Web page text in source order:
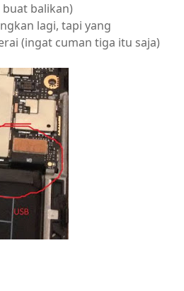
balikan)
lagi, tapi yang
(ingat cuman tiga itu saja)